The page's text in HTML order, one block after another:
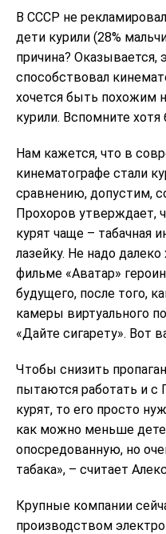
В СССР не
дети курили (28%
причина? Оказывается,
способствовал
хочется быть похожим
курили. Вспомните
Нам кажется, что в
кинематографе стали
сравнению, допустим,
Прохоров утверждает,
курят чаще – табачная
лазейку. Не надо
фильме «Аватар»
будущего, после того,
камеры виртуального
«Дайте сигарету». Вот
Чтобы снизить
пытаются работать и с
курят, то его просто
как можно меньше
опосредованную, но
табака», – считает
Крупные компании
производством